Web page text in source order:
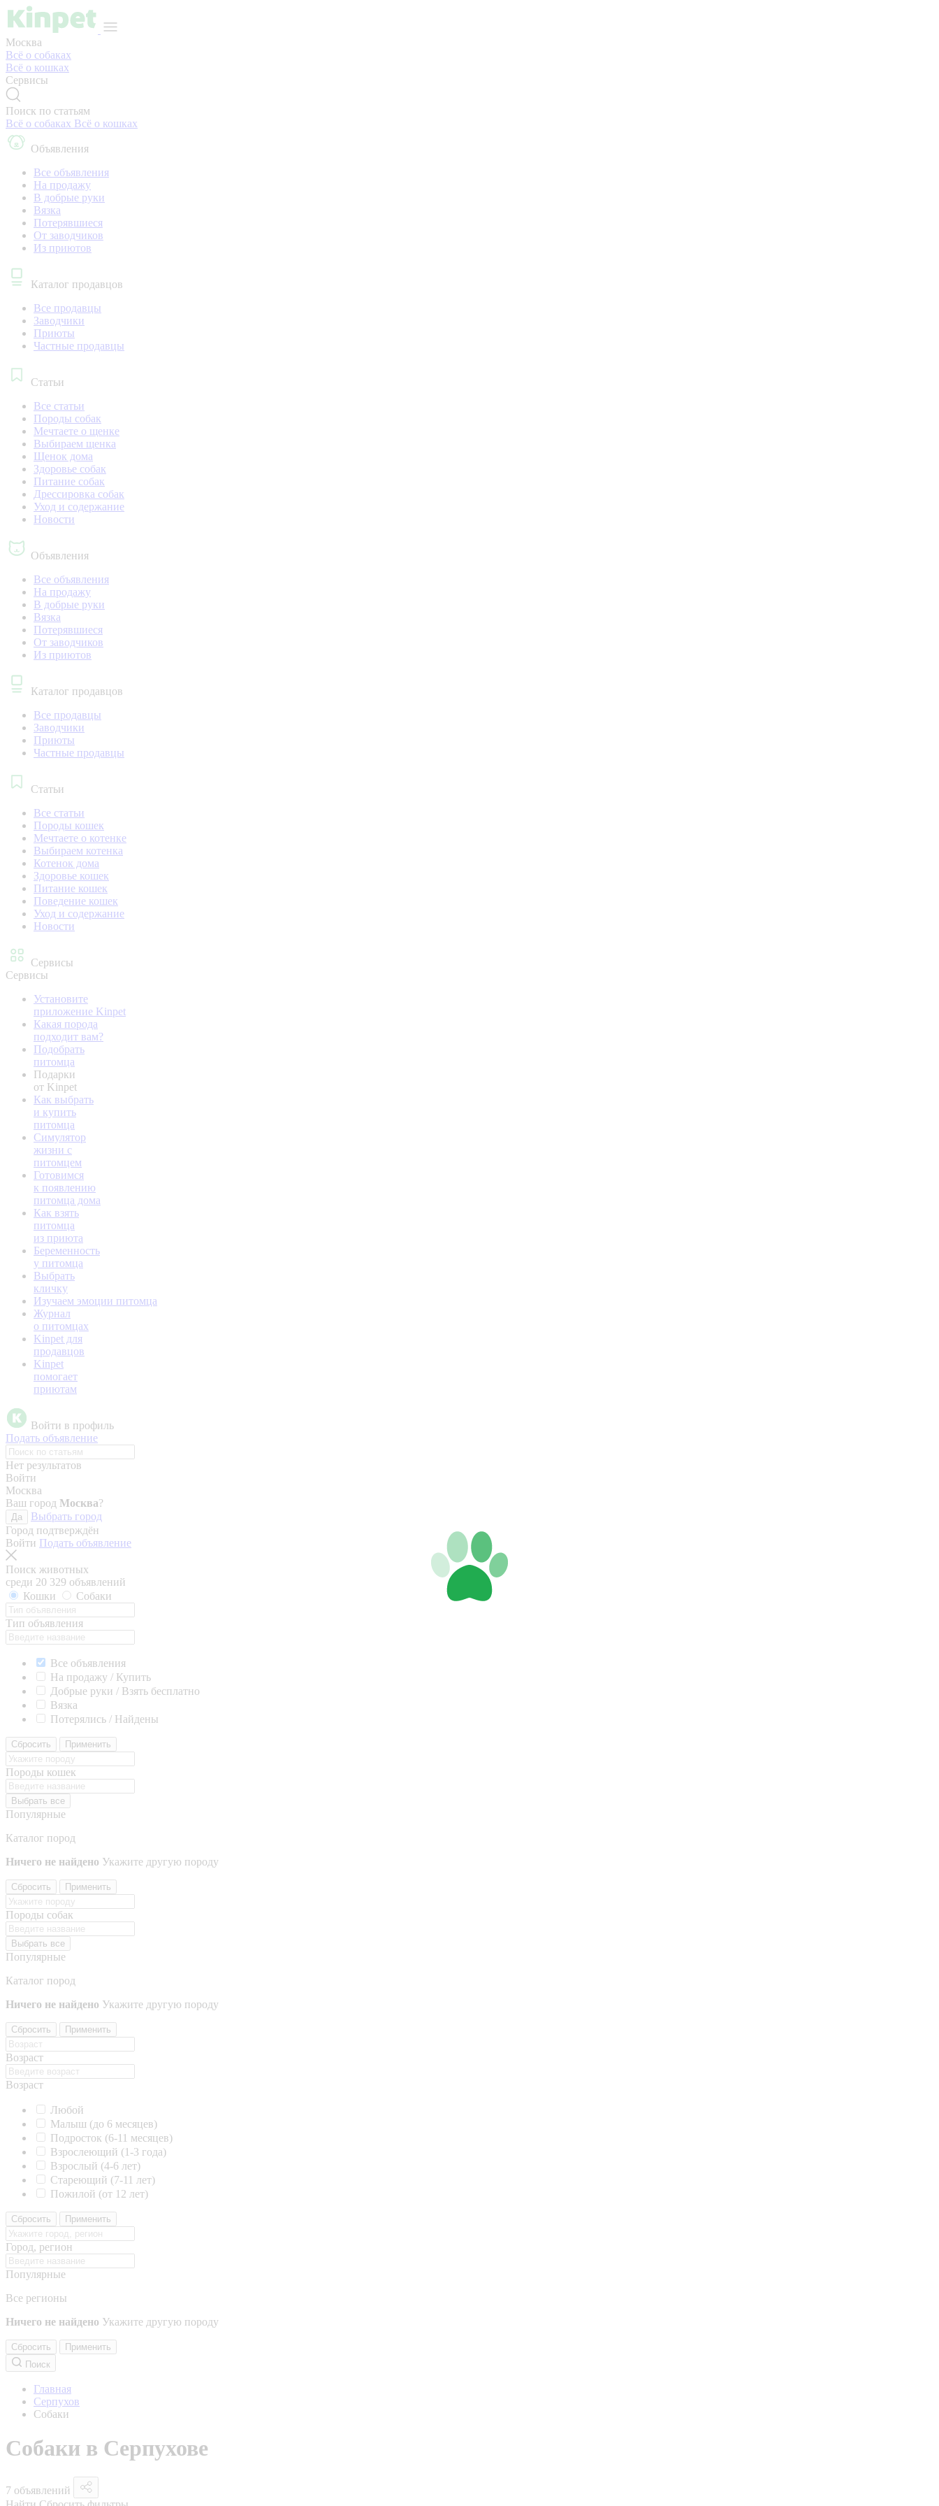
Москва
Всё о собаках
Всё о кошках
Сервисы
Поиск по статьям
Всё о собаках Всё о кошках
Объявления
Все объявления
На продажу
В добрые руки
Вязка
Потерявшиеся
От заводчиков
Из приютов
Каталог продавцов
Все продавцы
Заводчики
Приюты
Частные продавцы
Статьи
Все статьи
Породы собак
Мечтаете о щенке
Выбираем щенка
Щенок дома
Здоровье собак
Питание собак
Дрессировка собак
Уход и содержание
Новости
Объявления
Все объявления
На продажу
В добрые руки
Вязка
Потерявшиеся
От заводчиков
Из приютов
Каталог продавцов
Все продавцы
Заводчики
Приюты
Частные продавцы
Статьи
Все статьи
Породы кошек
Мечтаете о котенке
Выбираем котенка
Котенок дома
Здоровье кошек
Питание кошек
Поведение кошек
Уход и содержание
Новости
Сервисы
Сервисы
Установите
приложение Kinpet
Какая порода
подходит вам?
Подобрать
питомца
Подарки
от Kinpet
Как выбрать
и купить
питомца
Симулятор
жизни с
питомцем
Готовимся
к появлению
питомца дома
Как взять
питомца
из приюта
Беременность
у питомца
Выбрать
кличку
Изучаем эмоции питомца
Журнал
о питомцах
Kinpet для
продавцов
Kinpet
помогает
приютам
Войти в профиль
Подать объявление
Нет результатов
Войти
Москва
Ваш город Москва?
Да
Выбрать город
Город подтверждён
Войти Подать объявление
Поиск животных
среди 20 329 объявлений
Кошки
Собаки
Тип объявления
Все объявления
На продажу / Купить
Добрые руки / Взять бесплатно
Вязка
Потерялись / Найдены
Сбросить Применить
Породы кошек
Выбрать все
Популярные
Каталог пород
Ничего не найдено Укажите другую породу
Сбросить Применить
Породы собак
Выбрать все
Популярные
Каталог пород
Ничего не найдено Укажите другую породу
Сбросить Применить
Возраст
Возраст
Любой
Малыш (до 6 месяцев)
Подросток (6-11 месяцев)
Взрослеющий (1-3 года)
Взрослый (4-6 лет)
Стареющий (7-11 лет)
Пожилой (от 12 лет)
Сбросить Применить
Город, регион
Популярные
Все регионы
Ничего не найдено Укажите другую породу
Сбросить
Применить
Поиск
Главная
Серпухов
Собаки
Собаки в Серпухове
7 объявлений